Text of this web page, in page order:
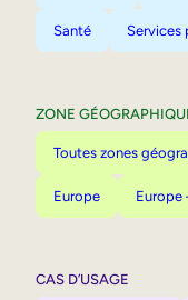
Santé Services
ZONE
Toutes zones
Europe Europe
CAS D’USAGE